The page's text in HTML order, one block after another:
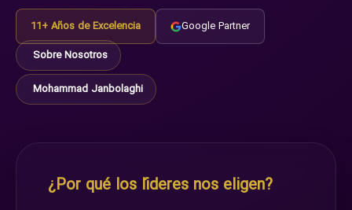
11+ Años de Excelencia
Google Partner
Sobre Nosotros
Mohammad Janbolaghi
¿Por qué los líderes nos eligen?